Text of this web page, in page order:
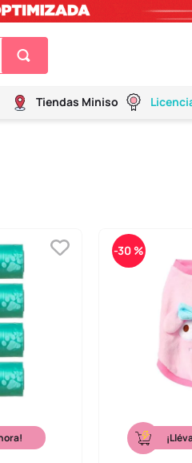
Tiendas Miniso
-30 %